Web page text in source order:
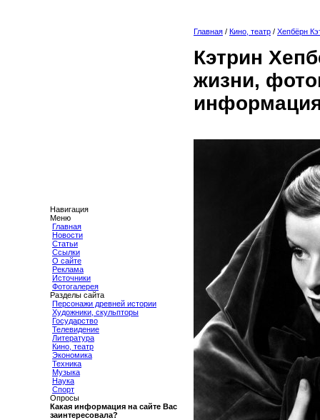
Навигация
Меню
Главная
Новости
Статьи
Ссылки
О сайте
Реклама
Источники
Фотогалерея
Разделы сайта
Персонажи древней истории
Художники, скульпторы
Государство
Телевидение
Литература
Кино, театр
Экономика
Техника
Музыка
Наука
Спорт
Опросы
Какая информация на сайте Вас
заинтересовала?
Главная / Кино, театр / Хепбёрн
Кэтрин
жизни,